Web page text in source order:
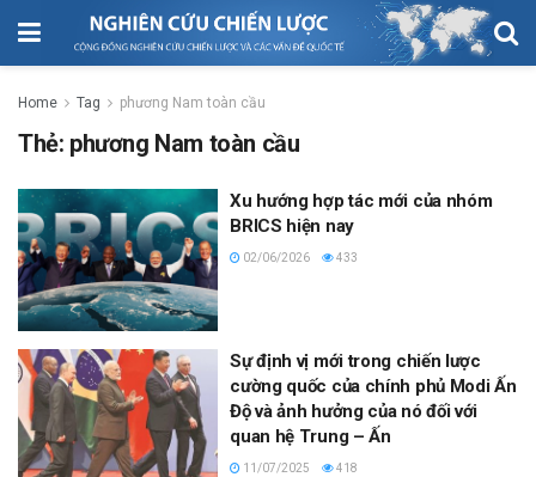
Home Tag phương Nam toàn cầu
Thẻ: phương Nam toàn cầu
Xu hướng hợp tác mới của nhóm
BRICS hiện nay
02/06/2026 433
Sự định vị mới trong chiến lược
cường quốc của chính phủ Modi Ấn
Độ và ảnh hưởng của nó đối với
quan hệ Trung – Ấn
11/07/2025 418